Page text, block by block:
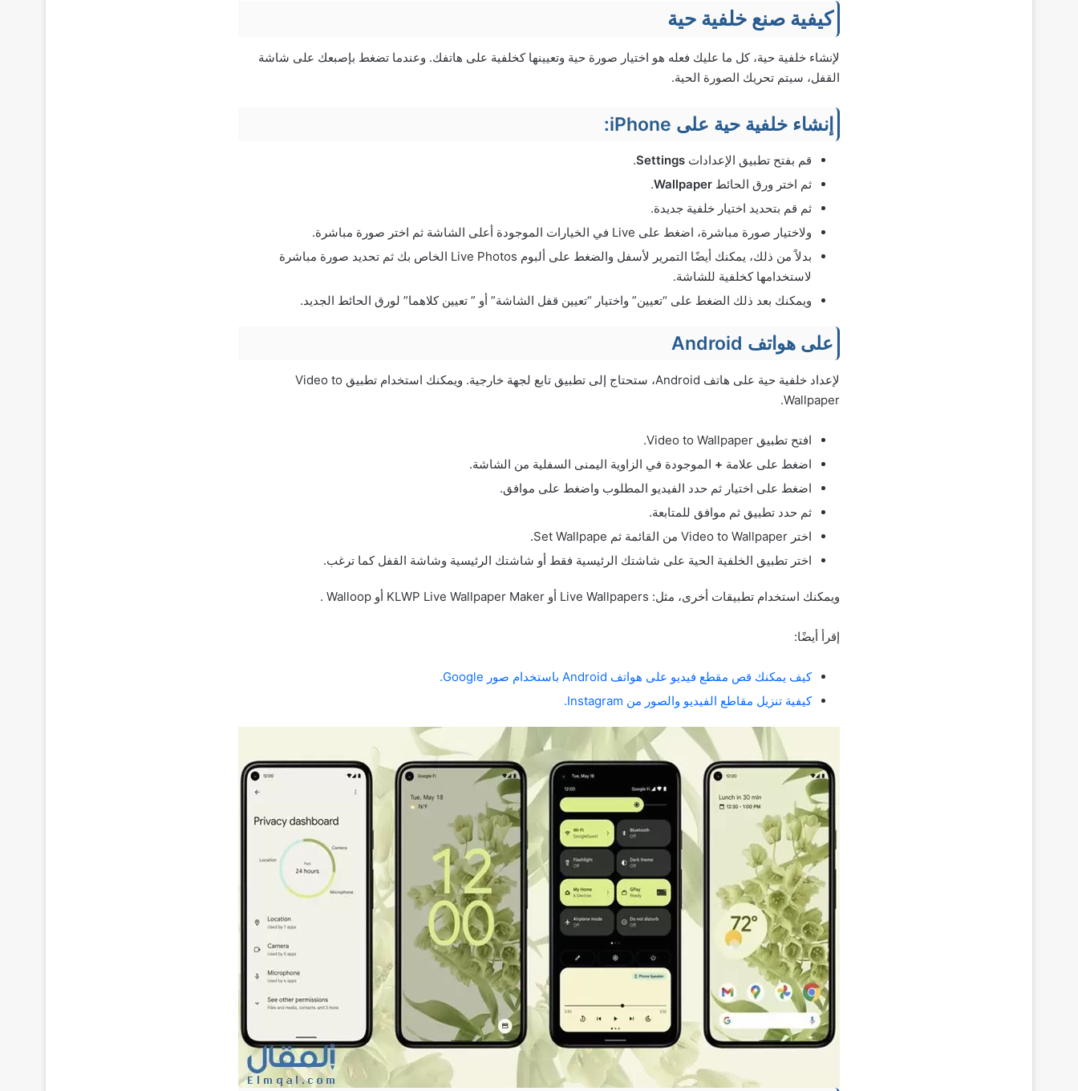
كيفية صنع خلفية حية
لإنشاء خلفية حية، كل ما عليك فعله هو اختيار صورة حية وتعيينها كخلفية على هاتفك. وعندما تضغط بإصبعك على شاشة
القفل، سيتم تحريك الصورة الحية.
إنشاء خلفية حية على iPhone:
قم بفتح تطبيق الإعدادات Settings
.
ثم اختر ورق الحائط Wallpaper
.
ثم قم بتحديد اختيار خلفية جديدة.
ولاختيار صورة مباشرة، اضغط على Live في الخيارات الموجودة أعلى الشاشة ثم اختر صورة مباشرة.
بدلاً من ذلك، يمكنك أيضًا التمرير لأسفل والضغط على ألبوم Live Photos الخاص بك ثم تحديد صورة مباشرة
لاستخدامها كخلفية للشاشة.
ويمكنك بعد ذلك الضغط على “تعيين” واختيار “تعيين قفل الشاشة” أو ” تعيين كلاهما” لورق الحائط الجديد.
على هواتف Android
لإعداد خلفية حية على هاتف Android، ستحتاج إلى تطبيق تابع لجهة خارجية. ويمكنك استخدام تطبيق Video to
Wallpaper.
افتح تطبيق Video to Wallpaper.
اضغط على علامة + الموجودة في الزاوية اليمنى السفلية من الشاشة.
اضغط على اختيار ثم حدد الفيديو المطلوب واضغط على موافق.
ثم حدد تطبيق ثم موافق للمتابعة.
اختر Video to Wallpaper من القائمة ثم Set Wallpape.
اختر تطبيق الخلفية الحية على شاشتك الرئيسية فقط أو شاشتك الرئيسية وشاشة القفل كما ترغب.
ويمكنك استخدام تطبيقات أخرى، مثل: Live Wallpapers أو KLWP Live Wallpaper Maker أو Walloop .
إقرأ أيضًا:
كيف يمكنك قص مقطع فيديو على هواتف Android باستخدام صور Google.
كيفية تنزيل مقاطع الفيديو والصور من Instagram.